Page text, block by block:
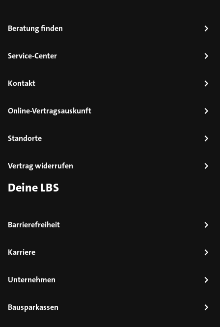
Beratung finden
Service-Center
Kontakt
Online-Vertragsauskunft
Standorte
Vertrag widerrufen
Deine LBS
Barrierefreiheit
Karriere
Unternehmen
Bausparkassen